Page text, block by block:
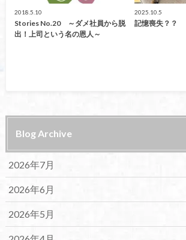
2018.5.10
Stories No.20 ～ダメ社員から脱
出！上司という名の恩人～
2025.10.5
記憶喪失？？
Blog Archive
2026年7月
2026年6月
2026年5月